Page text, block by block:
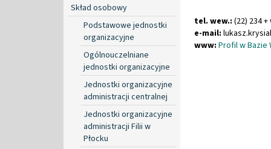
Skład osobowy
Podstawowe jednostki
organizacyjne
Ogólnouczelniane
jednostki organizacyjne
Jednostki organizacyjne
administracji centralnej
Jednostki organizacyjne
administracji Filii w
Płocku
tel. wew.: (22) 234
e-mail: lukasz.
www: Profil w Bazie